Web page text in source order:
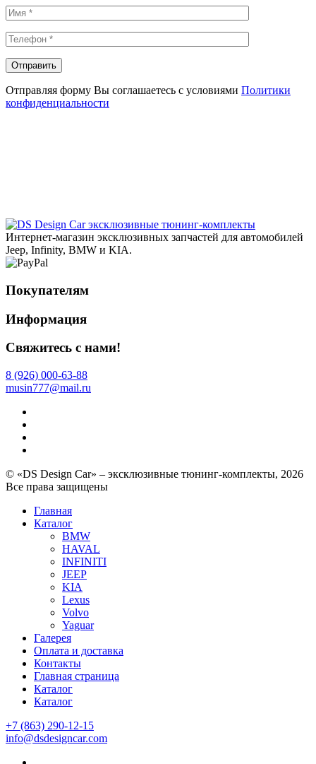
Отправляя форму Вы соглашаетесь с условиями Политики
конфиденциальности
эксклюзивные тюнинг-комплекты
Интернет-магазин эксклюзивных запчастей для автомобилей
Jeep, Infinity, BMW и KIA.
Покупателям
Информация
Свяжитесь с нами!
8 (926) 000-63-88
musin777@mail.ru
© «DS Design Car» – эксклюзивные тюнинг-комплекты, 2026
Все права защищены
Главная
Каталог
BMW
HAVAL
INFINITI
JEEP
KIA
Lexus
Volvo
Yaguar
Галерея
Оплата и доставка
Контакты
Главная страница
Каталог
Каталог
+7 (863) 290-12-15
info@dsdesigncar.com